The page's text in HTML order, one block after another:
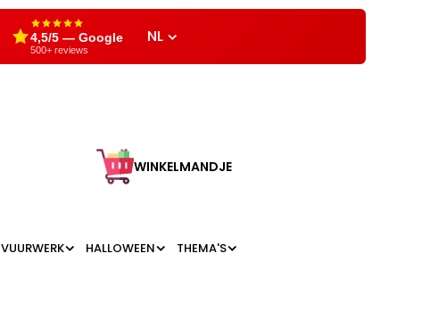
4,5/5 — Google
500+ reviews
NL
WINKELMANDJE
VUURWERK HALLOWEEN THEMA'S